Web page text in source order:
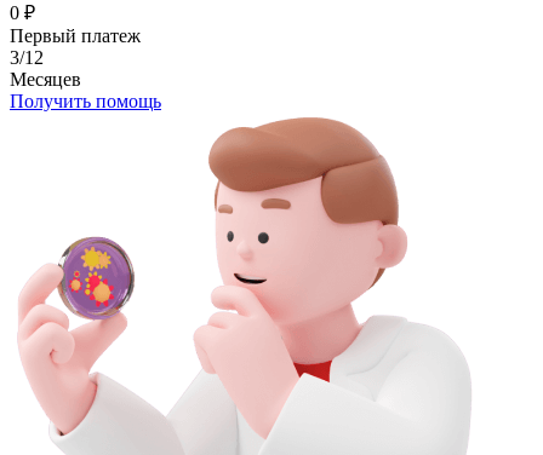
0 ₽
Первый платеж
3/12
Месяцев
Получить помощь